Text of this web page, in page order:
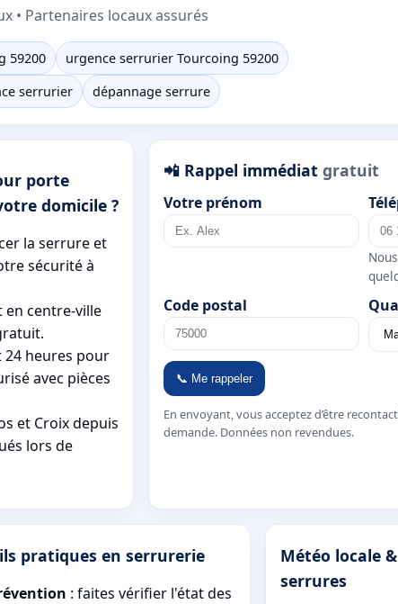
• Partenaires locaux assurés
59200
urgence serrurier Tourcoing 59200
serrurier dépannage serrure
porte
domicile ?
la serrure et
sécurité à
en centre-ville
heures pour
avec pièces
et Croix depuis
lors de
📲 Rappel immédiatgratuit
Votre prénom
Code postal
📞 Me rappeler
En envoyant, vous acceptez d’être
demande. Données non revendues.
pratiques en serrurerie
: faites vérifier l'état des
Météo locale
serrures